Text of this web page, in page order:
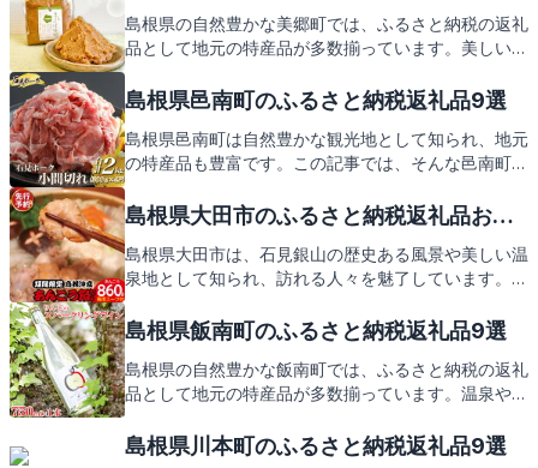
島根県の自然豊かな美郷町では、ふるさと納税の返礼
品として地元の特産品が多数揃っています。美しい景
観光名所や絶品グルメを少しご案内。この地の魅力を
です。
島根県邑南町のふるさと納税返礼品9選
島根県邑南町は自然豊かな観光地として知られ、地元
の特産品も豊富です。この記事では、そんな邑南町の
ます。地元の味覚や工芸品など、心温まる返礼品の
島根県大田市のふるさと納税返礼品おす
すめ9選
島根県大田市は、石見銀山の歴史ある風景や美しい温
泉地として知られ、訪れる人々を魅了しています。こ
です。次は、大田市からの感謝の気持ちを込めた返礼
島根県飯南町のふるさと納税返礼品9選
島根県の自然豊かな飯南町では、ふるさと納税の返礼
品として地元の特産品が多数揃っています。温泉や緑
逸品で舌鼓。これからその返礼品の数々をご紹介して
島根県川本町のふるさと納税返礼品9選